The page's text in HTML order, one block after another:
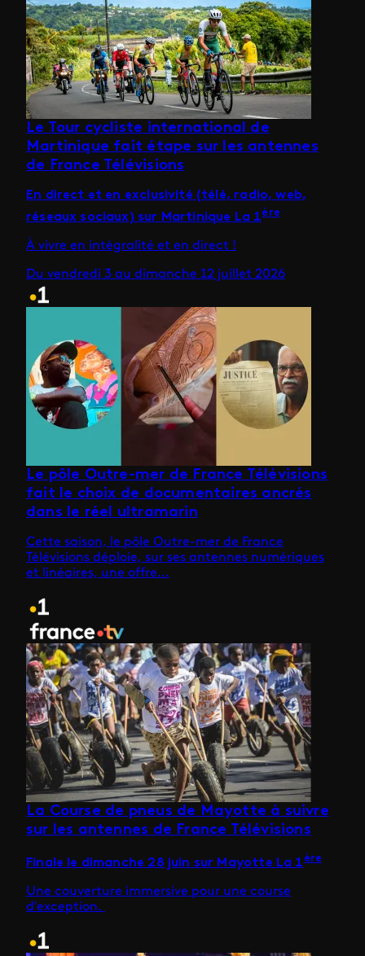
Le Tour cycliste international de
Martinique fait étape sur les antennes
de France Télévisions
En direct et en exclusivité (télé, radio, web,
réseaux sociaux) sur Martinique La 1ère
À vivre en intégralité et en direct !
Du vendredi 3 au dimanche 12 juillet 2026
Le pôle Outre-mer de France Télévisions
fait le choix de documentaires ancrés
dans le réel ultramarin
Cette saison, le pôle Outre-mer de France
Télévisions déploie, sur ses antennes numériques
et linéaires, une offre...
La Course de pneus de Mayotte à suivre
sur les antennes de France Télévisions
Finale le dimanche 28 juin sur Mayotte La 1ère
Une couverture immersive pour une course
d'exception.